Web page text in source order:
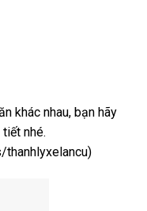
khác nhau, bạn hãy
nhé.
)